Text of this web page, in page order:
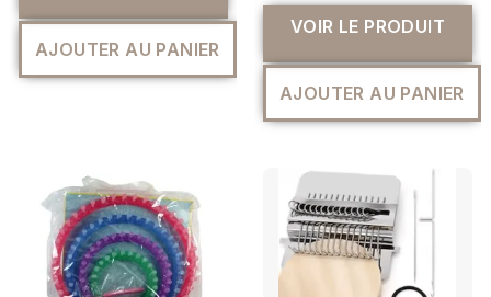
AJOUTER AU PANIER
VOIR LE PRODUIT
AJOUTER AU PANIER